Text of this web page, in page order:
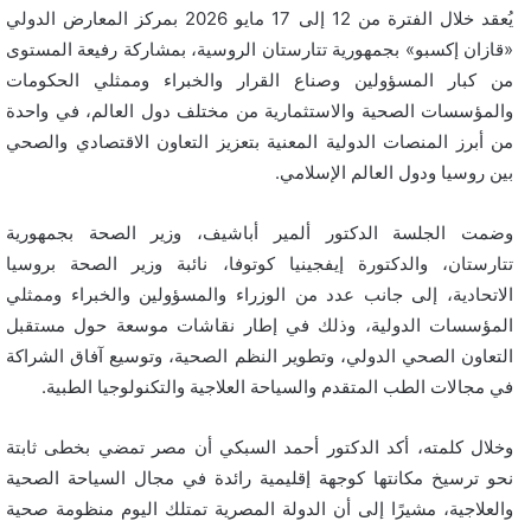
يُعقد خلال الفترة من 12 إلى 17 مايو 2026 بمركز المعارض الدولي
«قازان إكسبو» بجمهورية تتارستان الروسية، بمشاركة رفيعة المستوى
من كبار المسؤولين وصناع القرار والخبراء وممثلي الحكومات
والمؤسسات الصحية والاستثمارية من مختلف دول العالم، في واحدة
من أبرز المنصات الدولية المعنية بتعزيز التعاون الاقتصادي والصحي
بين روسيا ودول العالم الإسلامي.
وضمت الجلسة الدكتور ألمير أباشيف، وزير الصحة بجمهورية
تتارستان، والدكتورة إيفجينيا كوتوفا، نائبة وزير الصحة بروسيا
الاتحادية، إلى جانب عدد من الوزراء والمسؤولين والخبراء وممثلي
المؤسسات الدولية، وذلك في إطار نقاشات موسعة حول مستقبل
التعاون الصحي الدولي، وتطوير النظم الصحية، وتوسيع آفاق الشراكة
في مجالات الطب المتقدم والسياحة العلاجية والتكنولوجيا الطبية.
وخلال كلمته، أكد الدكتور أحمد السبكي أن مصر تمضي بخطى ثابتة
نحو ترسيخ مكانتها كوجهة إقليمية رائدة في مجال السياحة الصحية
والعلاجية، مشيرًا إلى أن الدولة المصرية تمتلك اليوم منظومة صحية